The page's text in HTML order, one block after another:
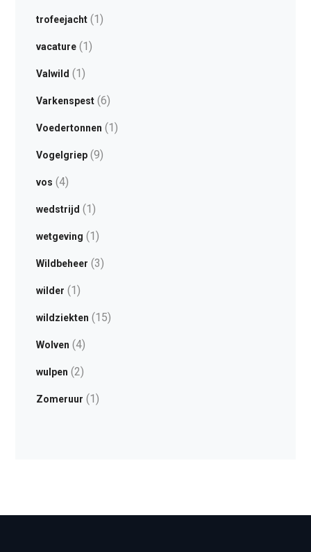
trofeejacht(1)
vacature(1)
Valwild (1)
Varkenspest(6)
Voedertonnen (1)
Vogelgriep(9)
vos (4)
wedstrijd (1)
wetgeving (1)
Wildbeheer (3)
wilder (1)
wildziekten (15)
Wolven (4)
wulpen (2)
Zomeruur (1)